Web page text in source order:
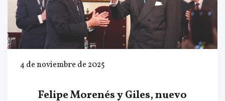
4 de noviembre de 2025
Felipe Morenés y Giles, nuevo